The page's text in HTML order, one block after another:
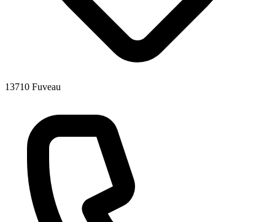
13710 Fuveau